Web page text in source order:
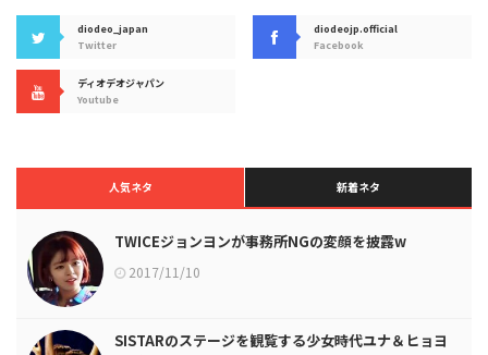
diodeo_japan
Twitter
diodeojp.official
Facebook
ディオデオジャパン
Youtube
人気ネタ 新着ネタ
TWICEジョンヨンが事務所NGの変顔を披露w
2017/11/10
SISTARのステージを観覧する少女時代ユナ＆ヒョヨ